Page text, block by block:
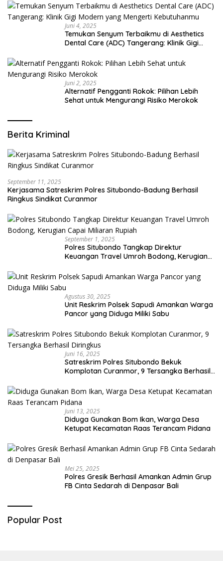
Juni 4, 2025
Temukan Senyum Terbaikmu di Aesthetics
Dental Care (ADC) Tangerang: Klinik Gigi
Juni 2, 2025
Alternatif Pengganti Rokok: Pilihan Lebih
Sehat untuk Mengurangi Risiko Merokok
Berita Kriminal
September 11, 2025
Kerjasama Satreskrim Polres Situbondo-Badung Berhasil
Ringkus Sindikat Curanmor
September 1, 2025
Polres Situbondo Tangkap Direktur
Keuangan Travel Umroh Bodong, Kerugian
Agustus 30, 2025
Unit Reskrim Polsek Sapudi Amankan Warga
Pancor yang Diduga Miliki Sabu
Juni 16, 2025
Satreskrim Polres Situbondo Bekuk
Komplotan Curanmor, 9 Tersangka Berhasil
Juni 13, 2025
Diduga Gunakan Bom Ikan, Warga Desa
Ketupat Kecamatan Raas Terancam Pidana
Mei 25, 2025
Polres Gresik Berhasil Amankan Admin Grup
FB Cinta Sedarah di Denpasar Bali
Popular Post